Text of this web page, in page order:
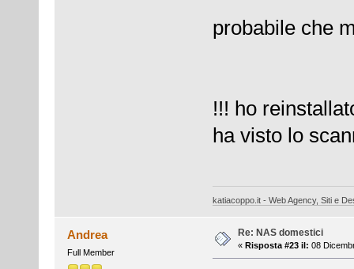
probabile che
!!! ho
ha visto lo
katiacoppo.it - Web Agency, Siti e
Andrea
Full Member
Re: NAS domestici
« Risposta #23 il: 08